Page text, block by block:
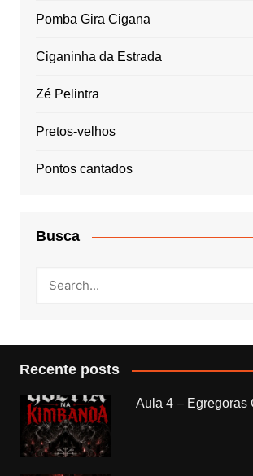
Pomba Gira Cigana
Ciganinha da Estrada
Zé Pelintra
Pretos-velhos
Pontos cantados
Busca
Recente posts
Aula 4 – Egregoras